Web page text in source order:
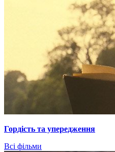
Гордiсть та упередження
Всі фільми